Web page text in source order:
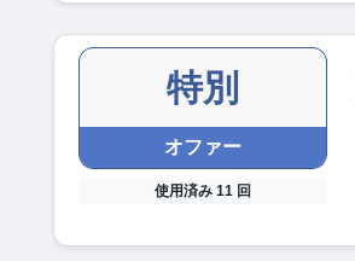
特別
オファー
使用済み 11 回